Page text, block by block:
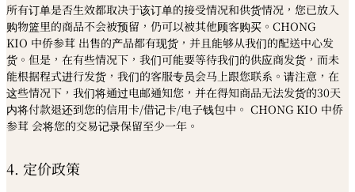
所有订单是否生效都取决于该订单的接受情况和供货情况，您已放入
购物篮里的商品不会被预留，仍可以被其他顾客购买。 CHONG
KIO 中侨参茸 出售的产品都有现货，并且能够从我们的配送中心发
货。但是，在有些情况下，我们可能要等待我们的供应商发货，而未
能根据程式进行发货，我们的客服专员会马上跟您联系。请注意，在
这些情况下，我们将通过电邮通知您，并在得知商品无法发货的30天
内将付款退还到您的信用卡/借记卡/电子钱包中。 CHONG KIO 中侨
参茸 会将您的交易记录保留至少一年。
4. 定价政策